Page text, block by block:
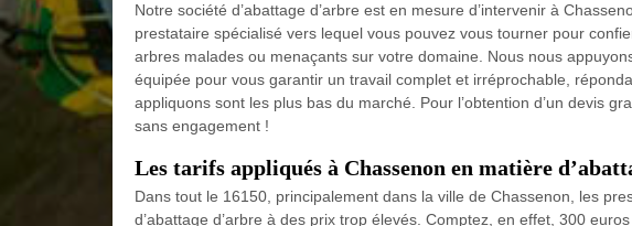
Notre société d’abattage d’arbre est en mesure d’intervenir à
prestataire spécialisé vers lequel vous pouvez vous tourner pour
arbres malades ou menaçants sur votre domaine. Nous nous
équipée pour vous garantir un travail complet et irréprochable,
appliquons sont les plus bas du marché. Pour l’obtention d’un devis
sans engagement !
Les tarifs appliqués à Chassenon en matière
Dans tout le 16150, principalement dans la ville de Chassenon, les
d’abattage d’arbre à des prix trop élevés. Comptez, en effet, 300